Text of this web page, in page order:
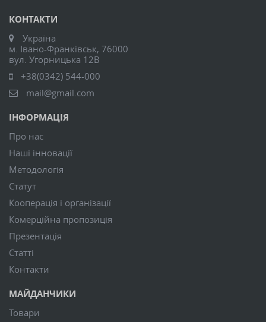
КОНТАКТИ
Україна
м. Івано-Франківськ, 76000
вул. Угорницька 12В
+38(0342) 544-000
mail@gmail.com
ІНФОРМАЦІЯ
Про нас
Наші інновації
Методологія
Статут
Кооперація і організації
Комерційна пропозиція
Презентація
Статті
Контакти
МАЙДАНЧИКИ
Товари